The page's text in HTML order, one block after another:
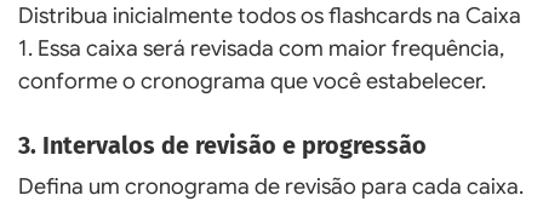
Distribua inicialmente todos os flashcards na Caixa
1. Essa caixa será revisada com maior frequência,
conforme o cronograma que você estabelecer.
3. Intervalos de revisão e progressão
Defina um cronograma de revisão para cada caixa.